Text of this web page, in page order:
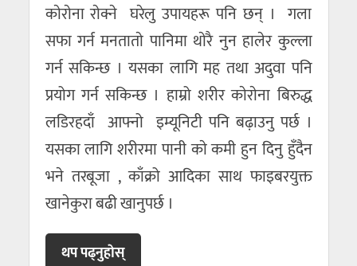
काेराेना राेक्ने घरेलु उपायहरू पनि छन् । गला
सफा गर्न मनताताे पानिमा थाेरै नुन हालेर कुल्ला
गर्न सकिन्छ । यसका लागि मह तथा अदुवा पनि
प्रयोग गर्न सकिन्छ । हाम्रो शरीर काेराेना बिरुद्ध
लडिरहदाँ आफ्नो इम्यूनिटी पनि बढ़ाउनु पर्छ ।
यसका लागि शरीरमा पानी काे कमी हुन दिनु हुँदैन
भने तरबूजा , काँक्रो आदिका साथ फाइबरयुक्त
खानेकुरा बढी खानुपर्छ ।
थप पढ्नुहाेस्